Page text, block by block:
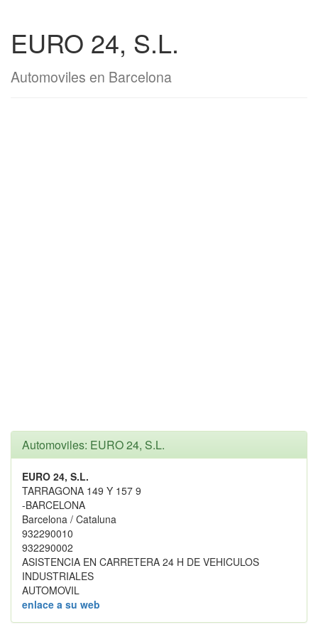
EURO 24, S.L.
Automoviles en Barcelona
Automoviles: EURO 24, S.L.
EURO 24, S.L.
TARRAGONA 149 Y 157 9
-BARCELONA
Barcelona / Cataluna
932290010
932290002
ASISTENCIA EN CARRETERA 24 H DE VEHICULOS
INDUSTRIALES
AUTOMOVIL
enlace a su web